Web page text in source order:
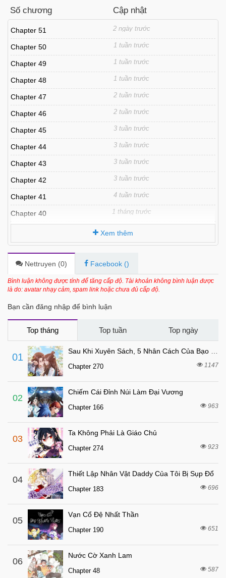
Số chương Cập nhật
Chapter 51 2 ngày trước
Chapter 50 1 tuần trước
Chapter 49 1 tuần trước
Chapter 48 1 tuần trước
Chapter 47 2 tuần trước
Chapter 46 2 tuần trước
Chapter 45 3 tuần trước
Chapter 44 3 tuần trước
Chapter 43 3 tuần trước
Chapter 42 3 tuần trước
Chapter 41 4 tuần trước
Chapter 40 1 tháng trước
Chapter 38 1 tháng trước
Chapter 37 1 tháng trước
Chapter 36 1 tháng trước
2 tháng trước
Chapter 33 2 tháng trước
Chapter 32
Chapter 31
Chapter 30
Chapter 29 2 tháng trước
Chapter 28
Chapter 27
Chapter 26
Chapter 25 2 tháng trước
Chapter 24 2 tháng trước
Chapter 23
Chapter 22 2 tháng trước
Chapter 21
Chapter 20 2 tháng trước
Chapter 19
Xem thêm
Nettruyen (0) Facebook ()
Bình luận không được tính để tăng cấp độ. Tài khoản không bình luận được
là do: avatar nhạy cảm, spam link hoặc chưa đủ cấp độ.
Bạn cần đăng nhập để bình luận
Top tháng Top tuần Top ngày
01
Chapter 270 1147
02
Chiếm Cái Đỉnh Núi Làm Đại Vương
Chapter 166 963
03
Ta Không Phải Là Giáo Chủ
Chapter 274 923
04
Thiết Lập Nhân Vật Daddy Của Tôi Bị Sụp Đổ
Chapter 183 696
05
Vạn Cổ Đệ Nhất Thần
Chapter 190 651
06
Nước Cờ Xanh Lam
Chapter 48 587